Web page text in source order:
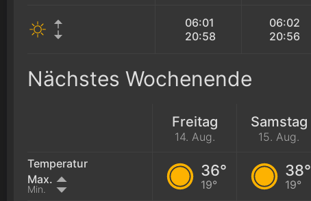
06:01
20:58
06:02
20:56
Nächstes Wochenende
Freitag
14. Aug.
Samstag
15. Aug.
Temperatur
Max.
Min.
36°
19°
38°
19°